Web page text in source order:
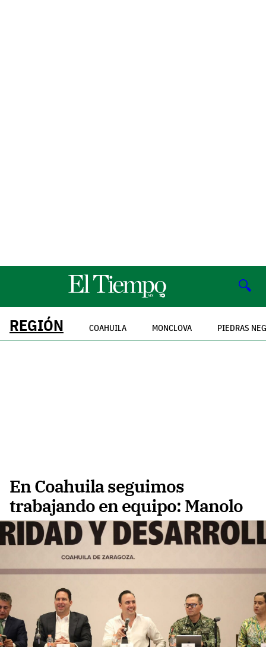
🔍
REGIÓN COAHUILA MONCLOVA PIEDRAS
En Coahuila seguimos
trabajando en equipo: Manolo